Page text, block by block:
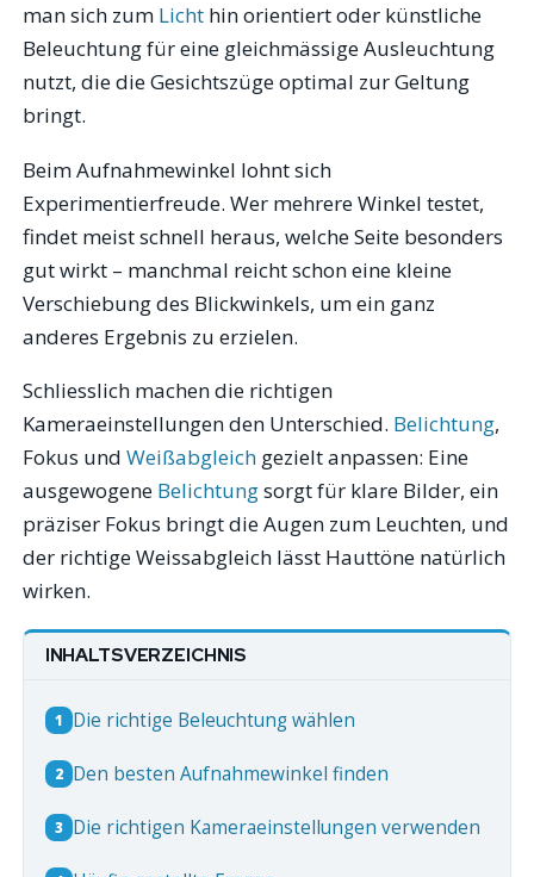
man sich zum Licht hin orientiert oder künstliche
Beleuchtung für eine gleichmässige Ausleuchtung
nutzt, die die Gesichtszüge optimal zur Geltung
bringt.
Beim Aufnahmewinkel lohnt sich
Experimentierfreude. Wer mehrere Winkel testet,
findet meist schnell heraus, welche Seite besonders
gut wirkt – manchmal reicht schon eine kleine
Verschiebung des Blickwinkels, um ein ganz
anderes Ergebnis zu erzielen.
Schliesslich machen die richtigen
Kameraeinstellungen den Unterschied. Belichtung,
Fokus undWeißabgleich gezielt anpassen: Eine
ausgewogene Belichtungsorgt für klare Bilder, ein
präziser Fokus bringt die Augen zum Leuchten, und
der richtige Weissabgleich lässt Hauttöne natürlich
wirken.
INHALTSVERZEICHNIS
1 Die richtige Beleuchtung wählen
2 Den besten Aufnahmewinkel finden
3 Die richtigen Kameraeinstellungen verwenden